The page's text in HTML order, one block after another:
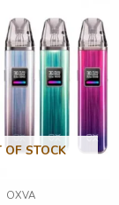
OF STOCK
OXVA